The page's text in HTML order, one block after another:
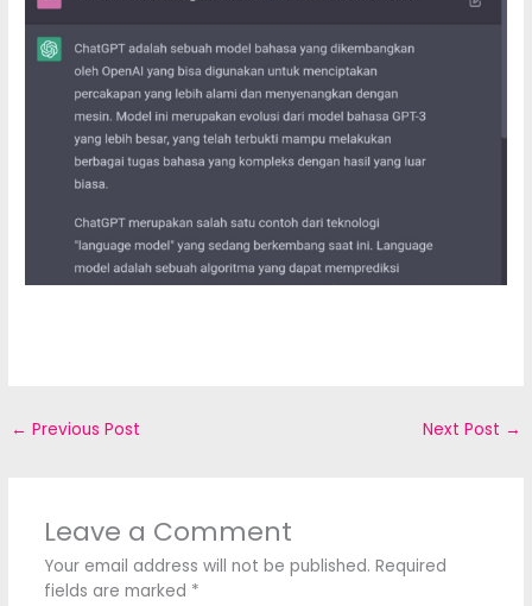
← Previous Post Next Post →
Leave a Comment
Your email address will not be published. Required
fields are marked *